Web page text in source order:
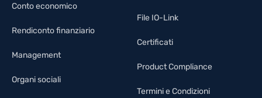
Conto economico
Rendiconto finanziario
Management
Organi sociali
File IO-Link
Certificati
Product Compliance
Termini e Condizioni